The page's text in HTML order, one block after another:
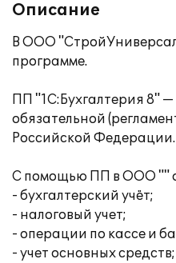
Описание
В ООО
программе.
ПП "1С:Бухгалтерия 8" —
обязательной
Российской Федерации.
С помощью ПП в ООО ""
- бухгалтерский учёт;
- налоговый учет;
- операции по кассе и
- учет основных средств;